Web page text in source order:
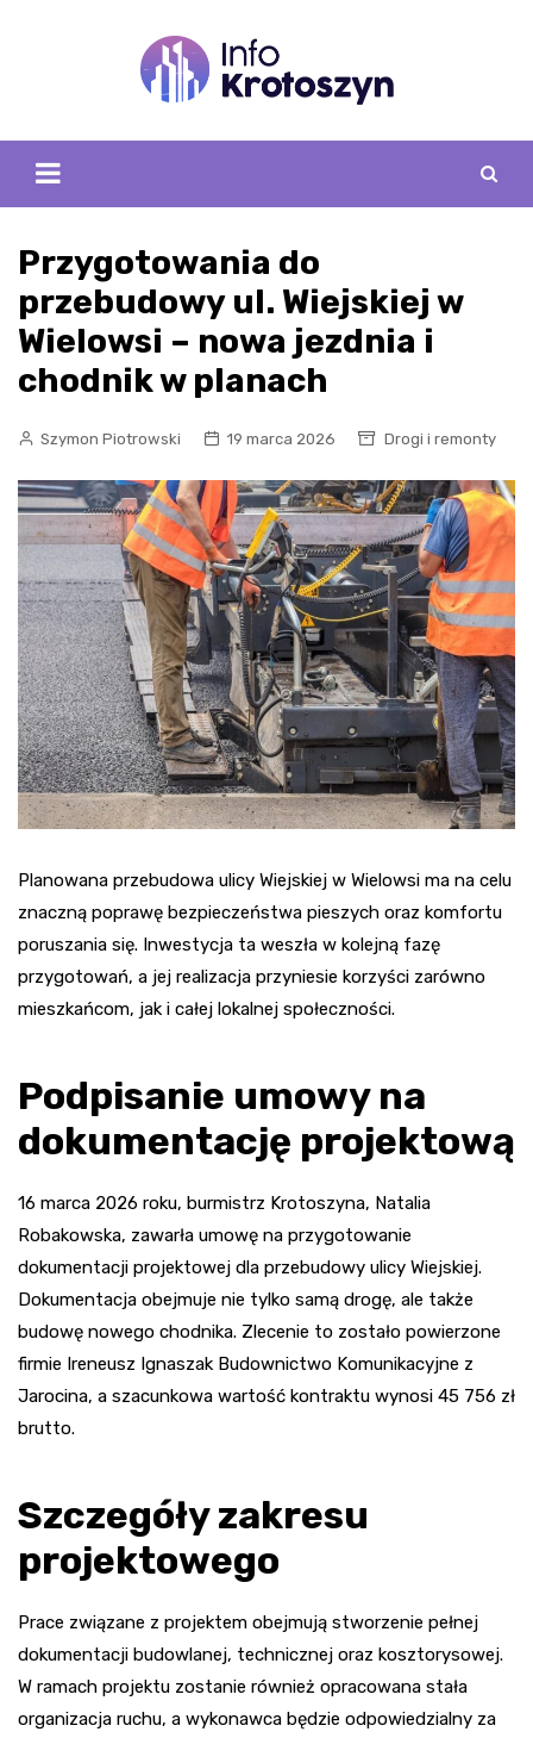
Przygotowania do
przebudowy ul. Wiejskiej w
Wielowsi – nowa jezdnia i
chodnik w planach
Szymon Piotrowski 19 marca 2026 Drogi i remonty
Planowana przebudowa ulicy Wiejskiej w Wielowsi ma na celu
znaczną poprawę bezpieczeństwa pieszych oraz komfortu
poruszania się. Inwestycja ta weszła w kolejną fazę
przygotowań, a jej realizacja przyniesie korzyści zarówno
mieszkańcom, jak i całej lokalnej społeczności.
Podpisanie umowy na
dokumentację projektową
16 marca 2026 roku, burmistrz Krotoszyna, Natalia
Robakowska, zawarła umowę na przygotowanie
dokumentacji projektowej dla przebudowy ulicy Wiejskiej.
Dokumentacja obejmuje nie tylko samą drogę, ale także
budowę nowego chodnika. Zlecenie to zostało powierzone
firmie Ireneusz Ignaszak Budownictwo Komunikacyjne z
Jarocina, a szacunkowa wartość kontraktu wynosi 45 756 zł
brutto.
Szczegóły zakresu
projektowego
Prace związane z projektem obejmują stworzenie pełnej
dokumentacji budowlanej, technicznej oraz kosztorysowej.
W ramach projektu zostanie również opracowana stała
organizacja ruchu, a wykonawca będzie odpowiedzialny za